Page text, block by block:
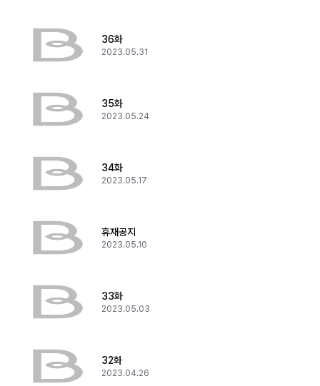
36화
2023.05.31
35화
2023.05.24
34화
2023.05.17
휴재공지
2023.05.10
33화
2023.05.03
32화
2023.04.26